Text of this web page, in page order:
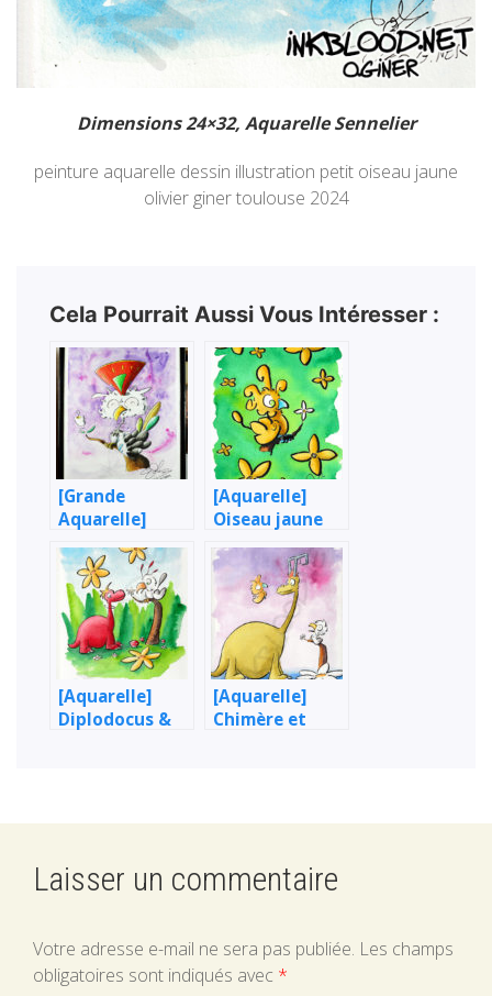
Dimensions 24×32, Aquarelle Sennelier
peinture aquarelle dessin illustration petit oiseau jaune
olivier giner toulouse 2024
Cela Pourrait Aussi Vous Intéresser :
[Grande
Aquarelle]
Oiseau huppé
[Aquarelle]
Oiseau jaune
huppé
[Aquarelle]
Diplodocus &
[Aquarelle]
Chimère et
Laisser un commentaire
Votre adresse e-mail ne sera pas publiée. Les champs
obligatoires sont indiqués avec *